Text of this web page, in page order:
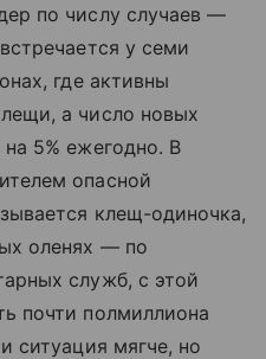
по числу случаев —
у семи
где активны
а число новых
на 5% ежегодно. В
опасной
клещ-одиночка,
оленях — по
служб, с этой
почти полмиллиона
ситуация мягче, но